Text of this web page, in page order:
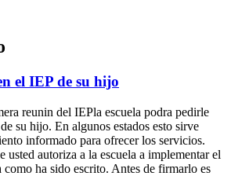
el IEP de su hijo
reunin del IEPla escuela podra pedirle
su hijo. En algunos estados esto sirve
informado para ofrecer los servicios.
usted autoriza a la escuela a implementar el
como ha sido escrito. Antes de firmarlo es